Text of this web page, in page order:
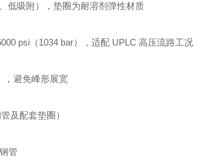
低吸附），垫圈为耐溶剂弹性材质
psi（1034 bar），适配 UPLC 高压流路工况
，避免峰形展宽
及配套垫圈）